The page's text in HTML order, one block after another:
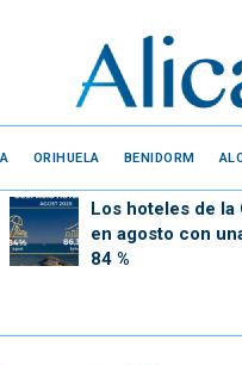
ORIHUELA BENIDORM
Los hoteles de
en agosto con
84 %